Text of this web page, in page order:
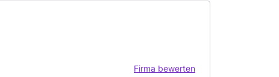
Firma bewerten